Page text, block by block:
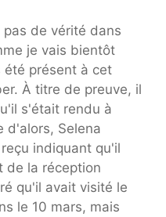
pas de vérité dans
je vais bientôt
été présent à cet
À titre de preuve, il
s'était rendu à
d'alors, Selena
indiquant qu'il
de la réception
qu'il avait visité le
le 10 mars, mais